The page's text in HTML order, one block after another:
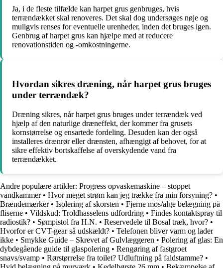
Ja, i de fleste tilfælde kan harpet grus genbruges, hvis
terrændækket skal renoveres. Det skal dog undersøges nøje og
muligvis renses for eventuelle urenheder, inden det bruges igen.
Genbrug af harpet grus kan hjælpe med at reducere
renovationstiden og -omkostningerne.
Hvordan sikres dræning, når harpet grus bruges
under terrændæk?
Dræning sikres, når harpet grus bruges under terrændæk ved
hjælp af den naturlige dræneffekt, der kommer fra grusets
kornstørrelse og ensartede fordeling. Desuden kan der også
installeres drænrør eller drænsten, afhængigt af behovet, for at
sikre effektiv bortskaffelse af overskydende vand fra
terrændækket.
Andre populære artikler: Progress opvaskemaskine – stoppet
vandkammer• Hvor meget strøm kan jeg trække fra min forsyning? •
Brændemærker• Isolering af skorsten • Fjerne mos/alge belægning på
fliserne • Vildskud: Troldhasselens udfordring • Findes kontaktspray til
radiostik? • Sømpistol fra H.N. • Reservedele til Bosal træk, hvor? •
Hvorfor er CVT-gear så udskældt? • Telefonen bliver varm og lader
ikke • Smykke Guide – Skrevet af Gulvlæggeren • Polering af glas: En
dybdegående guide til glaspolering • Rengøring af fastgroet
snavs/svamp • Rørstørrelse fra toilet? Udluftning på faldstamme? •